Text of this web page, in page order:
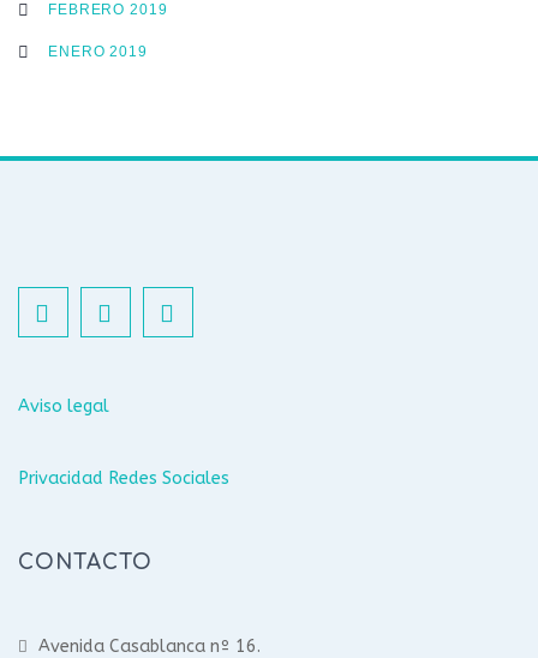
FEBRERO 2019
ENERO 2019
Aviso legal
Privacidad Redes Sociales
CONTACTO
Avenida Casablanca nº 16.